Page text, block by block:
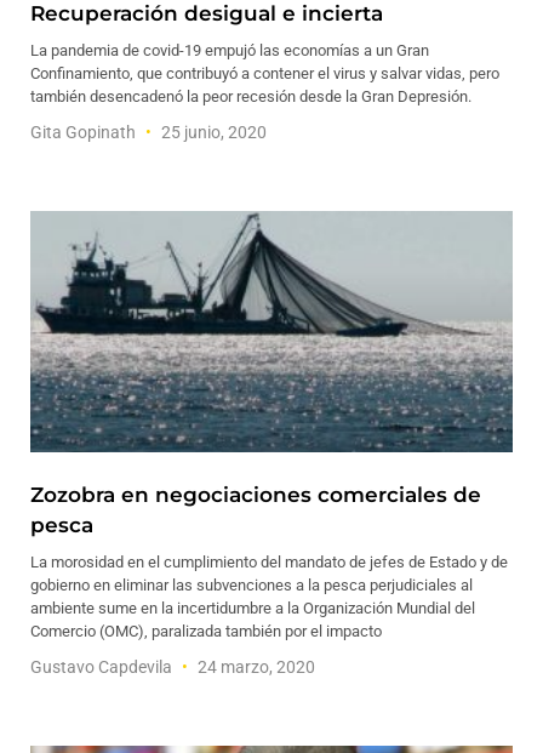
Recuperación desigual e incierta
La pandemia de covid-19 empujó las economías a un Gran
Confinamiento, que contribuyó a contener el virus y salvar vidas, pero
también desencadenó la peor recesión desde la Gran Depresión.
Gita Gopinath 25 junio, 2020
Zozobra en negociaciones comerciales de
pesca
La morosidad en el cumplimiento del mandato de jefes de Estado y de
gobierno en eliminar las subvenciones a la pesca perjudiciales al
ambiente sume en la incertidumbre a la Organización Mundial del
Comercio (OMC), paralizada también por el impacto
Gustavo Capdevila 24 marzo, 2020